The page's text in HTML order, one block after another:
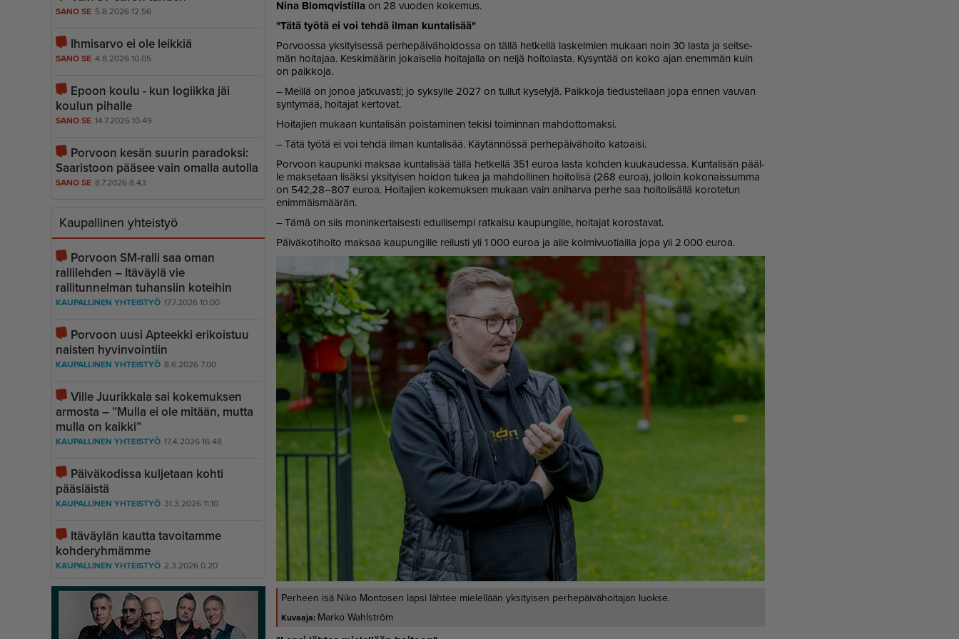
SANO SE 5.8.2026 12.56
Ihmisarvo ei ole leikkiä
SANO SE 4.8.2026 10.05
Epoon koulu - kun logiikka jäi
koulun pihalle
SANO SE 14.7.2026 10.49
Porvoon kesän suurin paradoksi:
Saaristoon pääsee vain omalla autolla
SANO SE 8.7.2026 8.43
Kaupallinen yhteistyö
Porvoon SM-ralli saa oman
rallilehden – Itäväylä vie
rallitunnelman tuhansiin koteihin
KAUPALLINEN YHTEISTYÖ 17.7.2026 10.00
Porvoon uusi Apteekki erikoistuu
naisten hyvinvointiin
KAUPALLINEN YHTEISTYÖ 8.6.2026 7.00
Ville Juurikkala sai kokemuksen
armosta – ”Mulla ei ole mitään, mutta
mulla on kaikki”
KAUPALLINEN YHTEISTYÖ 17.4.2026 16.48
Päiväkodissa kuljetaan kohti
pääsiäistä
KAUPALLINEN YHTEISTYÖ 31.3.2026 11.10
Itäväylän kautta tavoitamme
kohderyhmämme
KAUPALLINEN YHTEISTYÖ 2.3.2026 0.20
Nina Blomq­vis­til­la on 28 vuo­den ko­ke­mus.
"Tätä työ­tä ei voi teh­dä il­man kun­ta­li­sää"
Por­voos­sa yk­si­tyi­ses­sä per­he­päi­vä­hoi­dos­sa on täl­lä het­kel­lä las­kel­mien mu­kaan noin 30 las­ta ja seit­se­
män hoi­ta­jaa. Kes­ki­mää­rin jo­kai­sel­la hoi­ta­jal­la on nel­jä hoi­to­las­ta. Ky­syn­tää on koko ajan enem­män kuin
on paik­ko­ja.
– Meil­lä on jo­noa jat­ku­vas­ti; jo syk­syl­le 2027 on tul­lut ky­se­ly­jä. Paik­ko­ja tie­dus­tel­laan jopa en­nen vau­van
syn­ty­mää, hoi­ta­jat ker­to­vat.
Hoi­ta­jien mu­kaan kun­ta­li­sän pois­ta­mi­nen te­ki­si toi­min­nan mah­dot­to­mak­si.
– Tätä työ­tä ei voi teh­dä il­man kun­ta­li­sää. Käy­tän­nös­sä per­he­päi­vä­hoi­to ka­to­ai­si.
Por­voon kau­pun­ki mak­saa kun­ta­li­sää täl­lä het­kel­lä 351 eu­roa las­ta koh­den kuu­kau­des­sa. Kun­ta­li­sän pääl­
le mak­se­taan li­säk­si yk­si­tyi­sen hoi­don tu­kea ja mah­dol­li­nen hoi­to­li­sä (268 eu­roa), jol­loin ko­ko­nais­sum­ma
on 542,28–807 eu­roa. Hoi­ta­jien ko­ke­muk­sen mu­kaan vain ani­har­va per­he saa hoi­to­li­säl­lä ko­ro­te­tun
enim­mäis­mää­rän.
– Tämä on siis mo­nin­ker­tai­ses­ti edul­li­sem­pi rat­kai­su kau­pun­gil­le, hoi­ta­jat ko­ros­ta­vat.
Päi­vä­ko­ti­hoi­to mak­saa kau­pun­gil­le rei­lus­ti yli 1 000 eu­roa ja al­le kol­mi­vuo­ti­ail­la jopa yli 2 000 eu­roa.
Perheen isä Niko Montosen lapsi lähtee mielellään yksityisen perhepäivähoitajan luokse.
Marko Wahlström